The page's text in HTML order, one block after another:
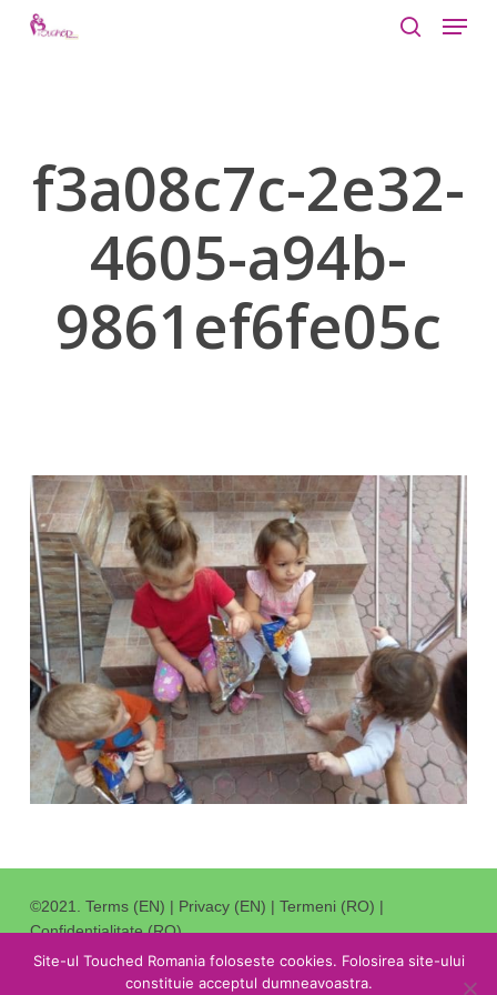
Menu
f3a08c7c-2e32-
4605-a94b-
9861ef6fe05c
©2021. Terms (EN) | Privacy (EN) | Termeni (RO) |
Confidentialitate (RO).
Redirectioneaza 3,5% din impozitul catre Stat catre noi.
Site-ul Touched Romania foloseste cookies. Folosirea site-ului
constituie acceptul dumneavoastra.